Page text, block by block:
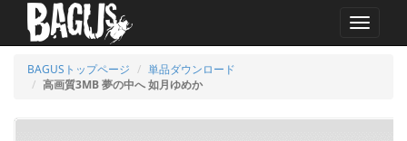
MENU
BAGUSトップページ
単品ダウンロード
高画質3MB 夢の中へ 如月ゆめか